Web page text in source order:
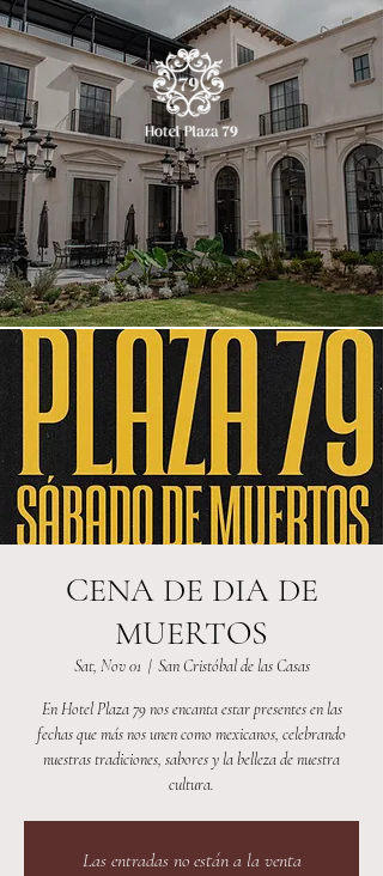
CENA DE DIA DE
MUERTOS
Sat, Nov 01
  |
San Cristóbal de las Casas
En Hotel Plaza 79 nos encanta estar presentes en las
fechas que más nos unen como mexicanos, celebrando
nuestras tradiciones, sabores y la belleza de nuestra
cultura.
Las entradas no están a la venta